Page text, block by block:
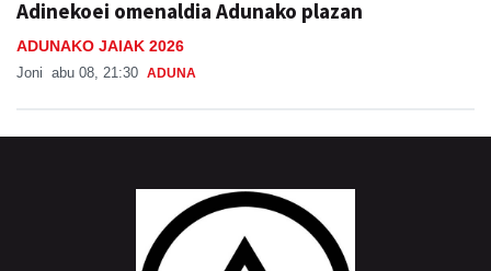
Adinekoei omenaldia Adunako plazan
ADUNAKO JAIAK 2026
Joni abu 08, 21:30 ADUNA